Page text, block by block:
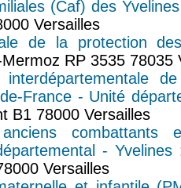
(Caf) des
Versailles
de la protection
RP 3535 78035
France - Unité
B1 78000 Versailles
combattants
- Yvelines
Versailles